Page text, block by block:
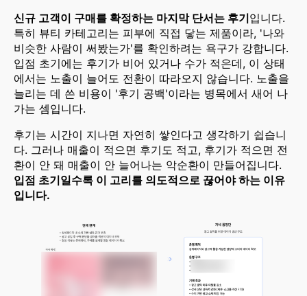
신규 고객이 구매를 확정하는 마지막 단서는 후기입니다.
특히 뷰티 카테고리는 피부에 직접 닿는 제품이라, '나와
비슷한 사람이 써봤는가'를 확인하려는 욕구가 강합니다.
입점 초기에는 후기가 비어 있거나 수가 적은데, 이 상태
에서는 노출이 늘어도 전환이 따라오지 않습니다. 노출을
늘리는 데 쓴 비용이 '후기 공백'이라는 병목에서 새어 나
가는 셈입니다.
후기는 시간이 지나면 자연히 쌓인다고 생각하기 쉽습니
다. 그러나 매출이 적으면 후기도 적고, 후기가 적으면 전
환이 안 돼 매출이 안 늘어나는 악순환이 만들어집니다.
입점 초기일수록 이 고리를 의도적으로 끊어야 하는 이유
입니다.